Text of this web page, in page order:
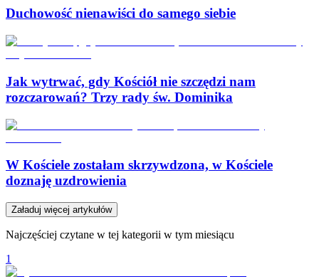
Duchowość nienawiści do samego siebie
Jak wytrwać, gdy Kościół nie szczędzi nam
rozczarowań? Trzy rady św. Dominika
W Kościele zostałam skrzywdzona, w Kościele
doznaję uzdrowienia
Załaduj więcej artykułów
Najczęściej czytane w tej kategorii w tym miesiącu
1